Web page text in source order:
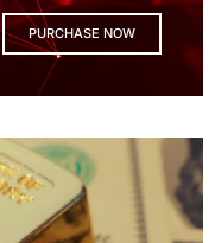
PURCHASE NOW